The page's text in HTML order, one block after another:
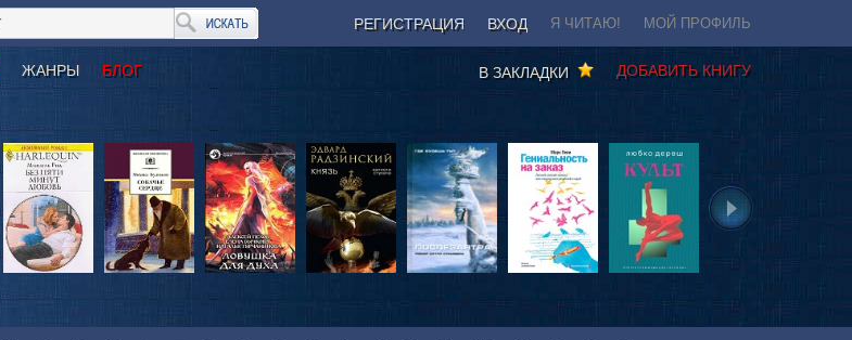
РЕГИСТРАЦИЯ ВХОД Я ЧИТАЮ! МОЙ ПРОФИЛЬ
ЖАНРЫ БЛОГ ДОБАВИТЬ КНИГУ
В ЗАКЛАДКИ